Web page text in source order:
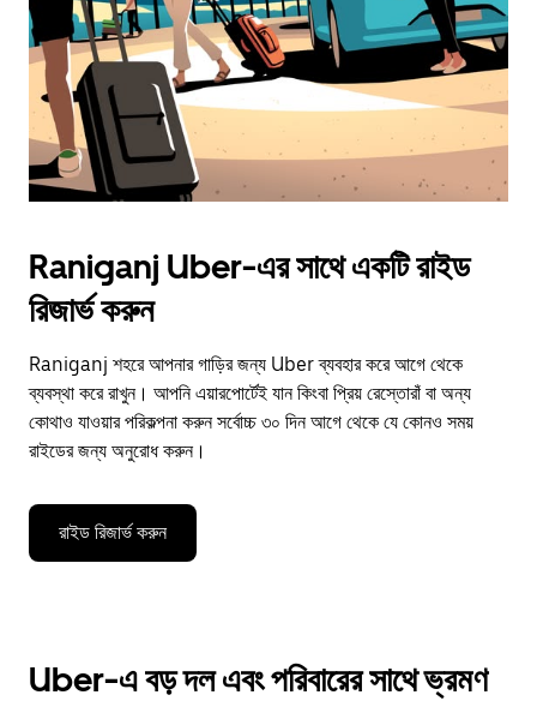
close
the
calendar.
Raniganj Uber-এর সাথে একটি রাইড
রিজার্ভ করুন
Raniganj শহরে আপনার গাড়ির জন্য Uber ব্যবহার করে আগে থেকে
ব্যবস্থা করে রাখুন। আপনি এয়ারপোর্টেই যান কিংবা প্রিয় রেস্তোরাঁ বা অন্য
কোথাও যাওয়ার পরিকল্পনা করুন সর্বোচ্চ ৩০ দিন আগে থেকে যে কোনও সময়
রাইডের জন্য অনুরোধ করুন।
রাইড রিজার্ভ করুন
Uber-এ বড় দল এবং পরিবারের সাথে ভ্রমণ